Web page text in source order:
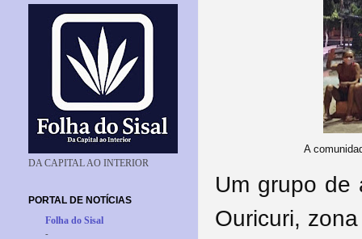
A
Um grupo de
Ouricuri,
DA CAPITAL AO INTERIOR
PORTAL DE NOTÍCIAS
Folha do Sisal
-